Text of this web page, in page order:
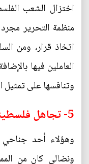
اختزال الشعب
منظمة التحرير
اتخاذ قرار، ومن
العاملين فيها
وتنافسها على
5- تجاهل فلسطينيي الشتات
وهؤلاء أحد جناحي
ونضالي كان من